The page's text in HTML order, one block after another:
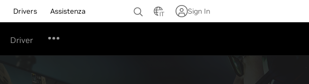
Drivers Assistenza IT Sign In
Driver